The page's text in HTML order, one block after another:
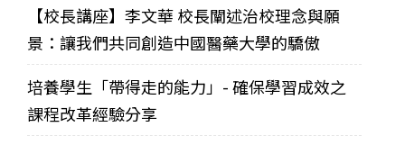
【校長講座】李文華 校長闡述治校理念與願
景：讓我們共同創造中國醫藥大學的驕傲
培養學生「帶得走的能力」- 確保學習成效之
課程改革經驗分享